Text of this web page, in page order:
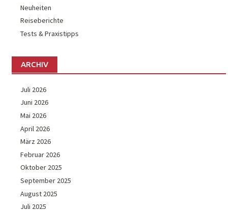
Neuheiten
Reiseberichte
Tests & Praxistipps
ARCHIV
Juli 2026
Juni 2026
Mai 2026
April 2026
März 2026
Februar 2026
Oktober 2025
September 2025
August 2025
Juli 2025